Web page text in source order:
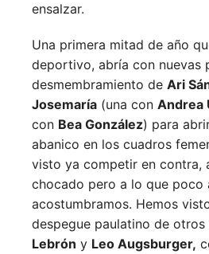
ensalzar.
Una primera mitad de año
deportivo, abría con nuevas
desmembramiento de Ari
Josemaría (una con Andrea
con Bea González) para
abanico en los cuadros
visto ya competir en contra,
chocado pero a lo que poco
acostumbramos. Hemos
despegue paulatino de otros
Lebrón y Leo Augsburger,